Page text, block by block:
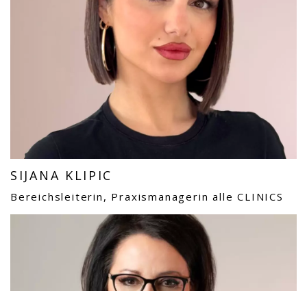
SIJANA KLIPIC
Bereichsleiterin, Praxismanagerin alle CLINICS